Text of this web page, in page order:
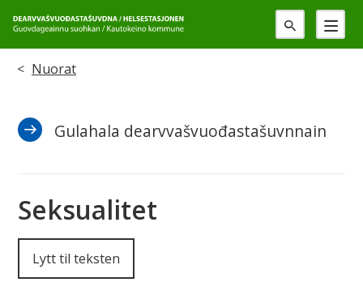
G
u
v
Du
her:
Nuorat
Gulahala dearvvašvuođastašuvnnain
Seksualitet
Lytt til teksten